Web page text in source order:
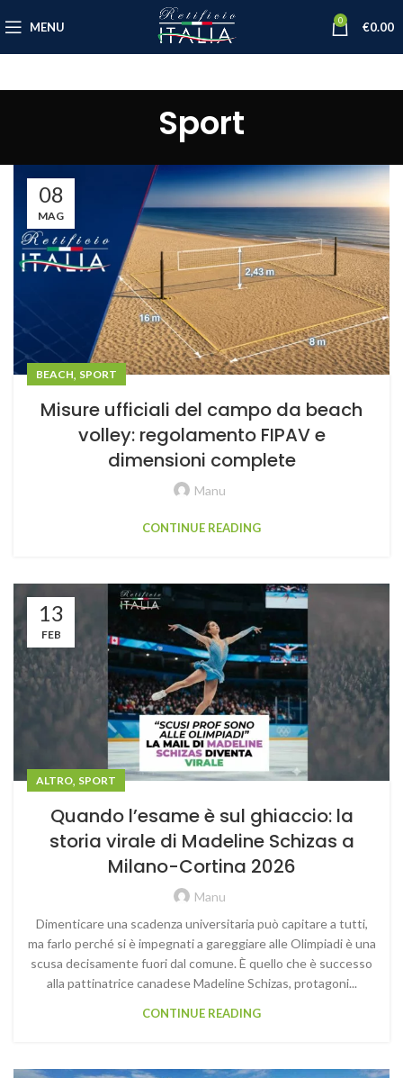
MENU 0 €0.00
Sport
08
MAG
BEACH, SPORT
Misure ufficiali del campo da beach
volley: regolamento FIPAV e
dimensioni complete
Manu
CONTINUE READING
13
FEB
ALTRO, SPORT
Quando l’esame è sul ghiaccio: la
storia virale di Madeline Schizas a
Milano-Cortina 2026
Manu
Dimenticare una scadenza universitaria può capitare a tutti,
ma farlo perché si è impegnati a gareggiare alle Olimpiadi è una
scusa decisamente fuori dal comune. È quello che è successo
alla pattinatrice canadese Madeline Schizas, protagoni...
CONTINUE READING